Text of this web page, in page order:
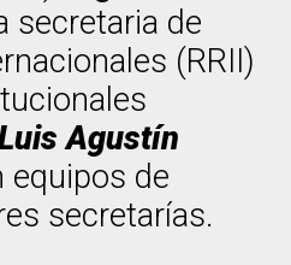
secretaria de
(RRII)
Agustín
equipos de
secretarías.